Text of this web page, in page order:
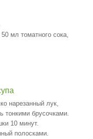
мл томатного сока,
нарезанный лук,
тонкими брусочками.
10 минут.
полосками.